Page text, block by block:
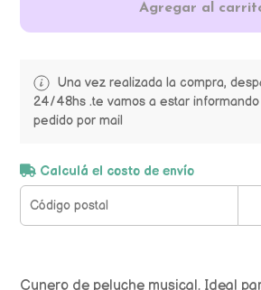
Agregar al
Una vez realizada la compra,
24/48hs .te vamos a estar
pedido por mail
Calculá el costo de envío
Cunero de peluche musical. Ideal